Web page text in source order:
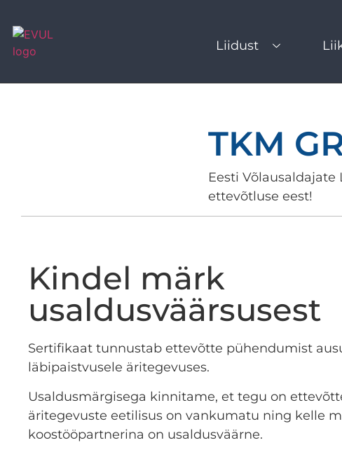
Liidust
TKM
Eesti
ettevõtluse eest!
Kindel märk
usaldusväärsusest
Sertifikaat tunnustab ettevõtte pühendumist
läbipaistvusele äritegevuses.
Usaldusmärgisega kinnitame, et tegu on
äritegevuste eetilisus on vankumatu ning kelle
koostööpartnerina on usaldusväärne.